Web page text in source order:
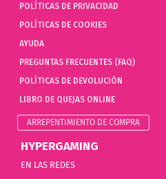
POLÍTICAS DE PRIVACIDAD
POLÍTICAS DE COOKIES
AYUDA
PREGUNTAS FRECUENTES (FAQ)
POLÍTICAS DE DEVOLUCIÓN
LIBRO DE QUEJAS ONLINE
ARREPENTIMIENTO DE COMPRA
HYPERGAMING
EN LAS REDES